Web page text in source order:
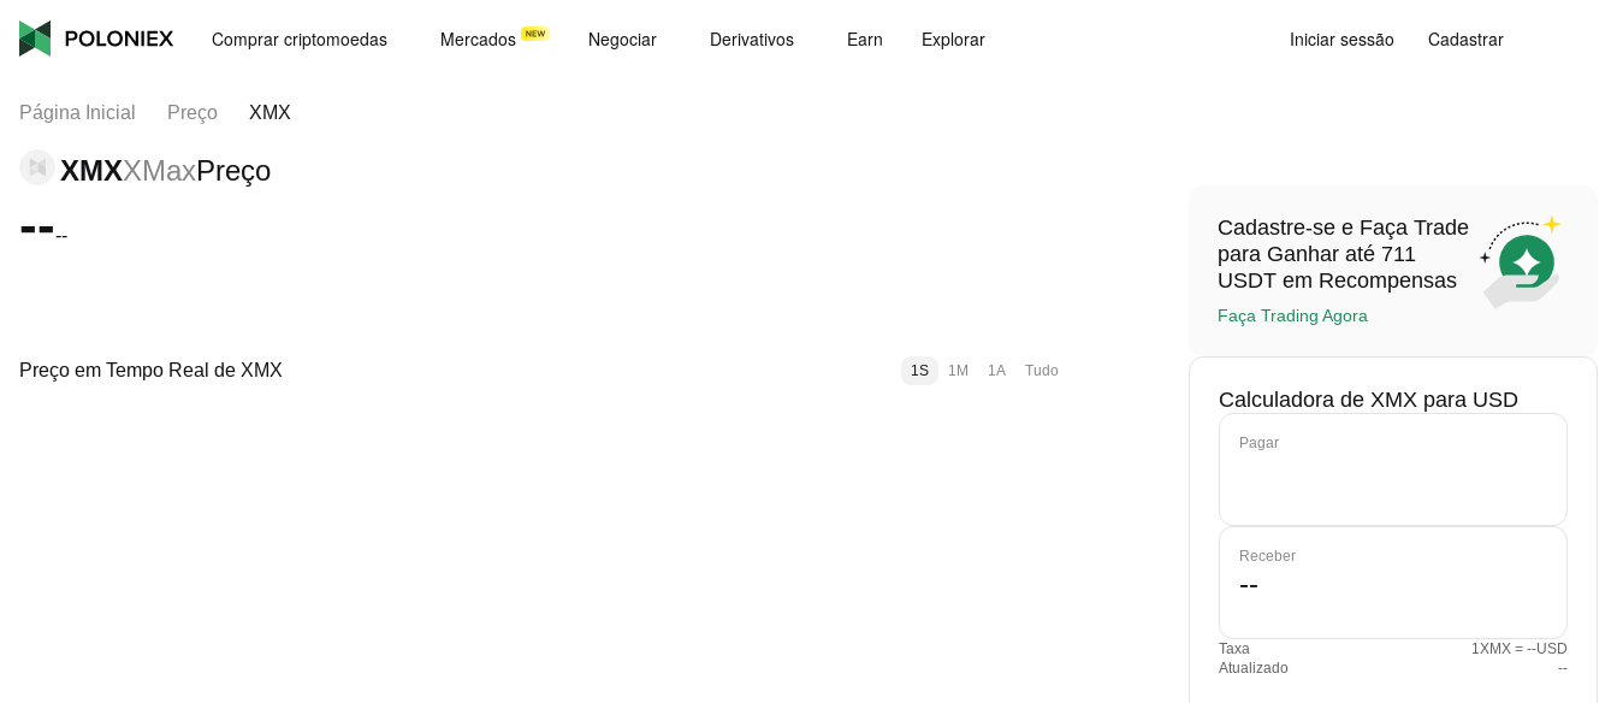
Comprar criptomoedas Mercados Negociar Derivativos Earn Explorar Iniciar sessão Cadastrar
Página Inicial Preço XMX
XMXXMaxPreço
----
Preço em Tempo Real de XMX 1S 1M 1A Tudo
Cadastre-se e Faça Trade
para Ganhar até 711
USDT em Recompensas
Faça Trading Agora
Calculadora de XMX para USD
Pagar
Receber
Taxa
1XMX = --USD
Atualizado
--